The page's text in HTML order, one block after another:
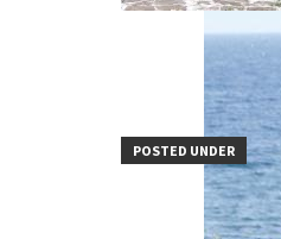
POSTED UNDER